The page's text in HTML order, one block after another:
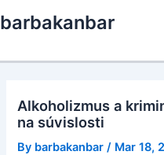
to
barbakanbar
Alkoholizmus a
na súvislosti
By barbakanbar / Mar 18,